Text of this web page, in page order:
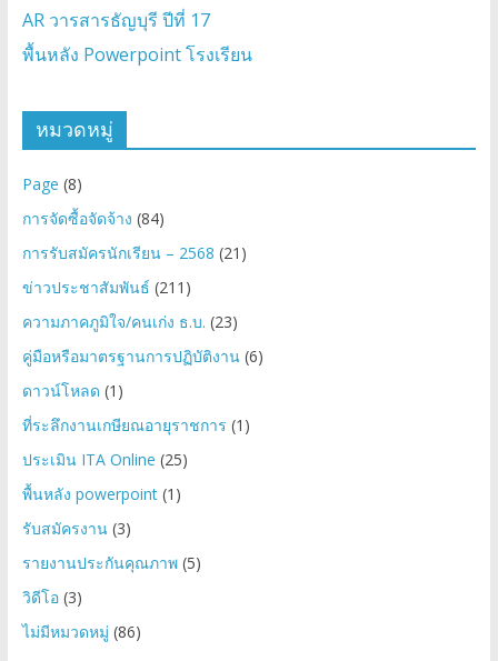
AR วารสารธัญบุรี ปีที่ 17
พื้นหลัง Powerpoint โรงเรียน
หมวดหมู่
Page (8)
การจัดซื้อจัดจ้าง (84)
การรับสมัครนักเรียน – 2568 (21)
ข่าวประชาสัมพันธ์ (211)
ความภาคภูมิใจ/คนเก่ง ธ.บ. (23)
คู่มือหรือมาตรฐานการปฏิบัติงาน(6)
ดาวน์โหลด (1)
ที่ระลึกงานเกษียณอายุราชการ (1)
ประเมิน ITA Online (25)
พื้นหลัง powerpoint(1)
รับสมัครงาน(3)
รายงานประกันคุณภาพ(5)
วิดีโอ(3)
ไม่มีหมวดหมู่ (86)